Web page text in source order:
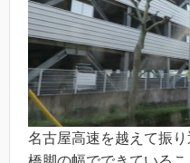
名古屋高速を越えて振